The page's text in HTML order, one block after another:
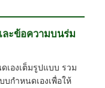
ะข้อความบนร่ม
เองเต็มรูปแบบ รวม
กำหนดเองเพื่อให้